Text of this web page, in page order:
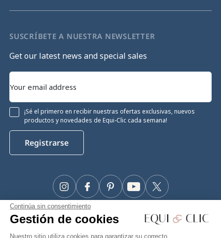
Continúa sin consentimiento
Gestión de cookies
Nuestro sitio utiliza cookies para garantizar su correcto
SUSCRÍBETE A NUESTRA NEWSLETTER
Get our latest news and special sales
¡Sé el primero en recibir nuestras ofertas exclusivas, nuevos
productos y novedades de Equi-Clic cada semana!
Registrarse
Facebook Twitter
YouTube
Pinterest
Instagram
#Makeyourhorseapriority